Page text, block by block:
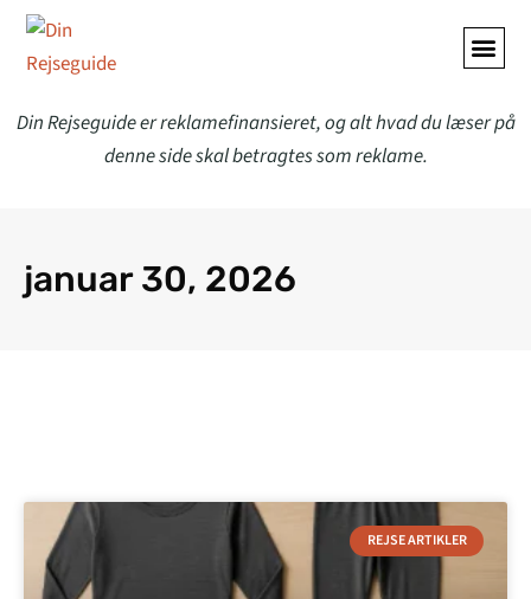
Din Rejseguide er reklamefinansieret, og alt hvad du læser på
denne side skal betragtes som reklame.
januar 30, 2026
REJSE ARTIKLER